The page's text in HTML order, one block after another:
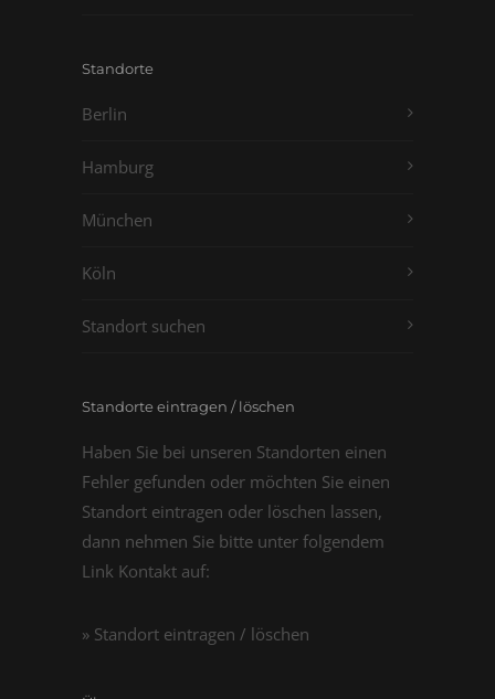
Standorte
Berlin
Hamburg
München
Köln
Standort suchen
Standorte eintragen / löschen
Haben Sie bei unseren Standorten einen
Fehler gefunden oder möchten Sie einen
Standort eintragen oder löschen lassen,
dann nehmen Sie bitte unter folgendem
Link Kontakt auf:
» Standort eintragen / löschen